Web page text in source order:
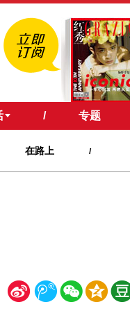
/ 专题
在路上 /
新 腾 微 空